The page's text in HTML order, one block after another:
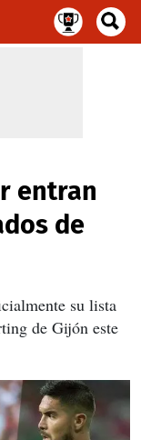
entran
de
su lista
de Gijón este